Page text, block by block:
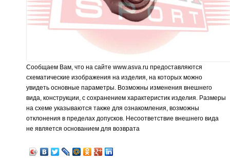
Сообщаем Вам, что на сайте www.asva.ru предоставляются
схематические изображения на изделия, на которых можно
увидеть основные параметры. Возможны изменения внешнего
вида, конструкции, с сохранением характеристик изделия. Размеры
на схеме указываются также для ознакомления, возможны
отклонения в пределах допусков. Несоответствие внешнего вида
не является основанием для возврата